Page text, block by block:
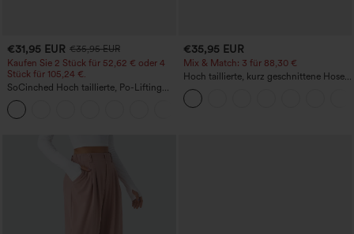
€31,95 EUR €35,95 EUR
Kaufen Sie 2 Stück für 52,62 € oder 4
Stück für 105,24 €.
SoCinched Hoch taillierte, Po-Lifting
7/8-Trainingsleggings mit
Bauchkontrolle und Seitentaschen
€35,95 EUR
Mix & Match: 3 für 88,30 €
Hoch taillierte, kurz geschnittene Hose
mit Reißverschlusstasche in Leinenoptik